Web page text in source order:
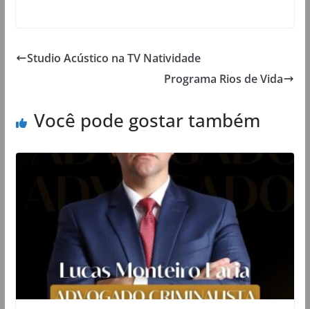
Studio Acústico na TV Natividade
Programa Rios de Vida
Você pode gostar também